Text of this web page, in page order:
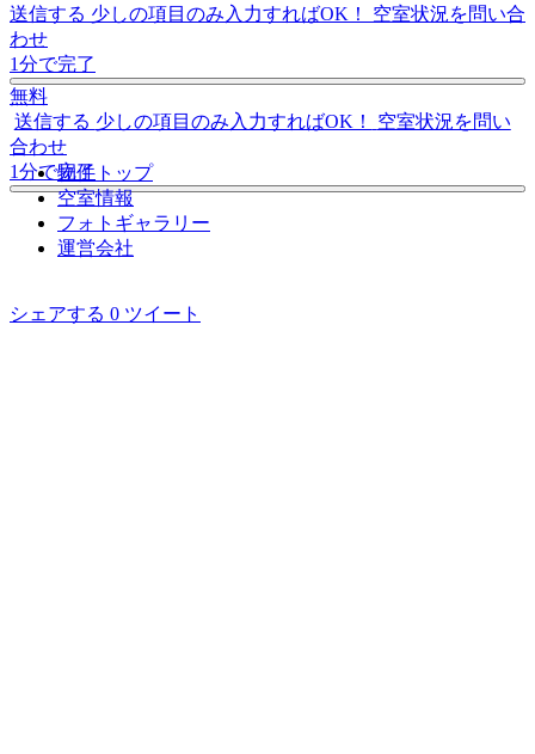
送信する 少しの項目のみ入力すればOK！
空室状況を問い合
わせ
1分で完了
無料
送信する 少しの項目のみ入力すればOK！
空室状況を問い
合わせ
1分で完了物件トップ
空室情報
フォト ギャラリー
運営会社
シェアする 0 ツイート